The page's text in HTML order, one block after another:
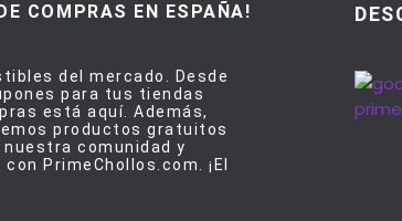
COMPRAS EN ESPAÑA!
del mercado. Desde
para tus tiendas
está aquí. Además,
productos gratuitos
comunidad y
PrimeChollos.com. ¡El